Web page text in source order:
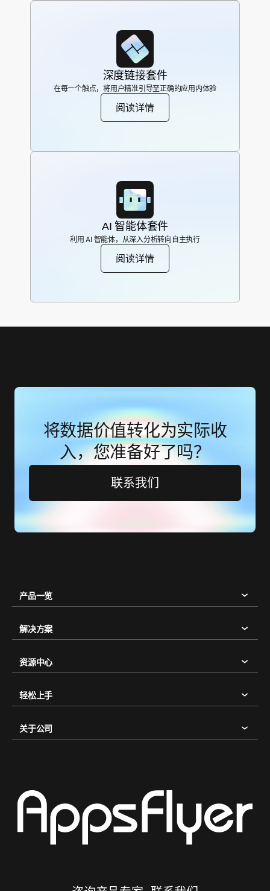
深度链接套件
在每一个触点，将用户精准引导至正确的应用内体验
阅读详情
AI 智能体套件
利用 AI 智能体，从深入分析转向自主执行
阅读详情
将数据价值转化为实际收
入，您准备好了吗？
联系我们
产品一览
解决方案
资源中心
轻松上手
关于公司